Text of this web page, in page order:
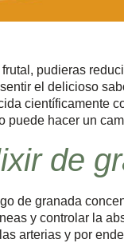
pudieras
el delicioso
científicamente
puede hacer un
de
de granada
y controlar la
arterias y por